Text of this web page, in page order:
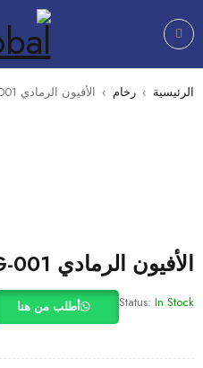
الرئيسية › رخام › الأفيون الرمادي 001-TG
الأفيون الرمادي 001-TG
Status: In Stock أطلب من هنا